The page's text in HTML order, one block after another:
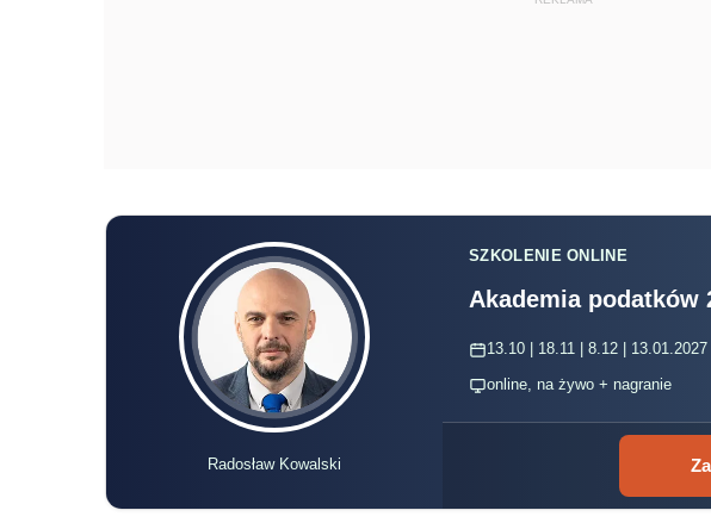
Radosław Kowalski
SZKOLENIE ONLINE
Akademia podatków
13.10 | 18.11 | 8.12 |
online, na żywo + nagranie